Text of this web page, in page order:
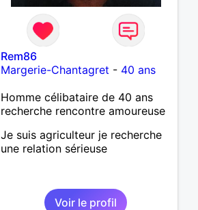
Rem86
Margerie-Chantagret - 40 ans
Homme célibataire de 40 ans
recherche rencontre amoureuse
Je suis agriculteur je recherche
une relation sérieuse
Voir le profil